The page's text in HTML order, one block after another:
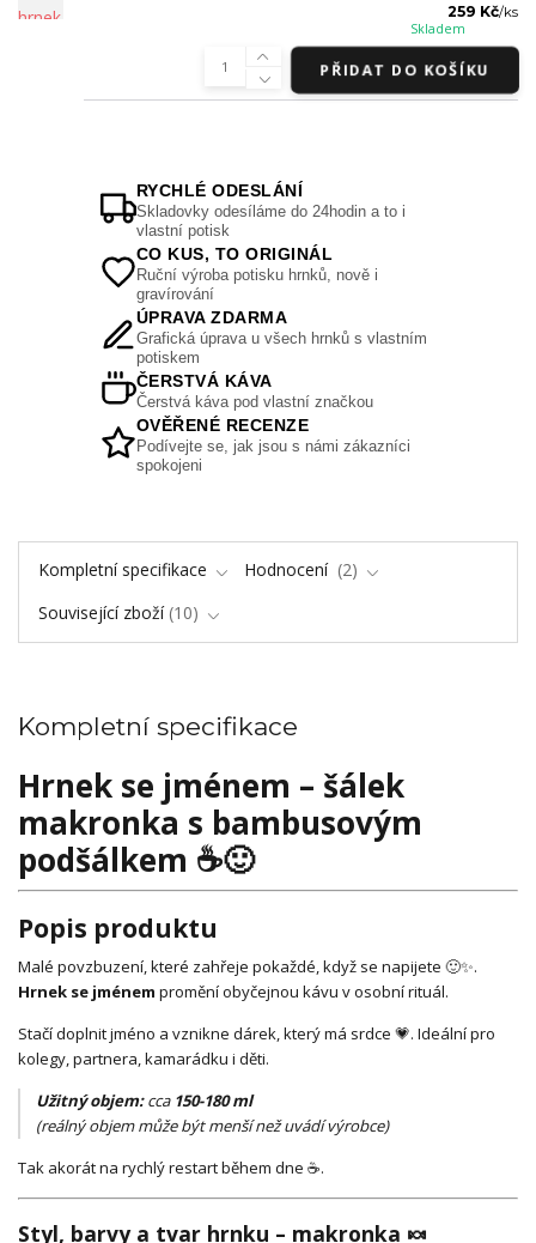
259 Kč/ks
Skladem
PŘIDAT DO KOŠÍKU
RYCHLÉ ODESLÁNÍ
Skladovky odesíláme do 24hodin a to i
vlastní potisk
CO KUS, TO ORIGINÁL
Ruční výroba potisku hrnků, nově i
gravírování
ÚPRAVA ZDARMA
Grafická úprava u všech hrnků s vlastním
potiskem
ČERSTVÁ KÁVA
Čerstvá káva pod vlastní značkou
OVĚŘENÉ RECENZE
Podívejte se, jak jsou s námi zákazníci
spokojeni
Kompletní specifikace Hodnocení
2
Související zboží 10
Kompletní specifikace
Hrnek se jménem – šálek
makronka s bambusovým
podšálkem ☕🙂
Popis produktu
Malé povzbuzení, které zahřeje pokaždé, když se napijete 🙂✨.
Hrnek se jménem promění obyčejnou kávu v osobní rituál.
Stačí doplnit jméno a vznikne dárek, který má srdce 💗. Ideální pro
kolegy, partnera, kamarádku i děti.
Užitný objem:cca 150-180 ml
(reálný objem může být menší než uvádí výrobce)
Tak akorát na rychlý restart během dne ☕.
Styl, barvy a tvar hrnku – makronka 🍬